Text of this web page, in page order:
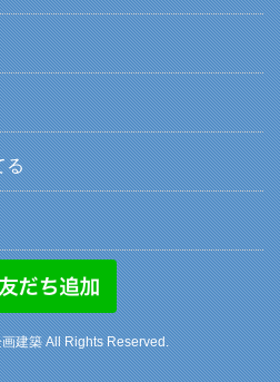
る
建築 All Rights Reserved.